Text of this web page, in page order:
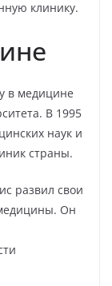
клинику.
в медицине
В 1995
наук и
страны.
развил свои
Он